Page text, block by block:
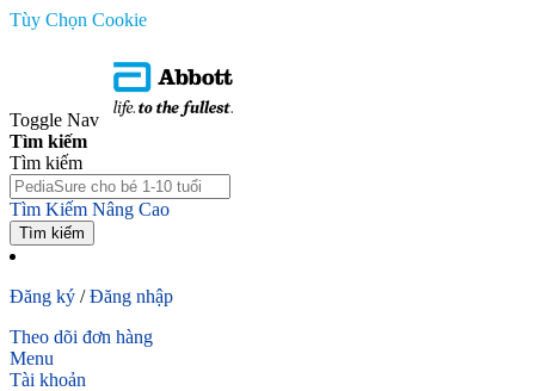
Tùy Chọn Cookie
Toggle Nav
Tìm kiếm
Tìm kiếm
Tìm Kiếm Nâng Cao
Tìm kiếm
Đăng ký /Đăng nhập
Theo dõi đơn hàng
Menu
Tài khoản